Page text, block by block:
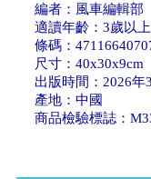
編者：風車編輯部
適讀年齡：3歲以上
條碼：
尺寸：40x30x9cm
出版時間：2026年
產地：中國
商品檢驗標誌：